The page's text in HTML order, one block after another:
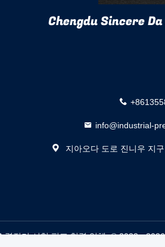
Chengdu Sincere
info@industrial-
지아오다 도로 진니우 지
력전기 시험 펌프 협력 업체. © 2022 -